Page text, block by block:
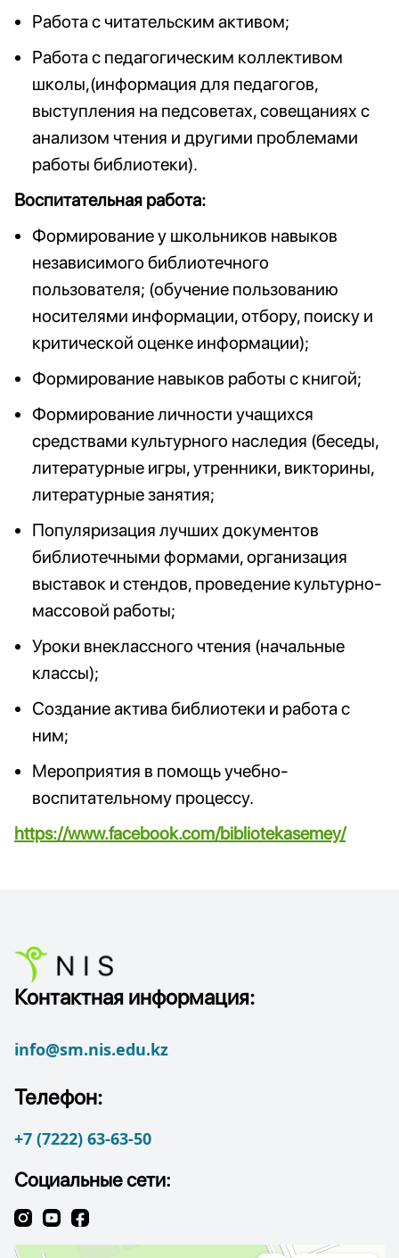
Работа с читательским активом;
Работа с педагогическим коллективом
школы,(информация для педагогов,
выступления на педсоветах, совещаниях с
анализом чтения и другими проблемами
работы библиотеки).
Воспитательная работа:
Формирование у школьников навыков
независимого библиотечного
пользователя; (обучение пользованию
носителями информации, отбору, поиску и
критической оценке информации);
Формирование навыков работы с книгой;
Формирование личности учащихся
средствами культурного наследия (беседы,
литературные игры, утренники, викторины,
литературные занятия;
Популяризация лучших документов
библиотечными формами, организация
выставок и стендов, проведение культурно-
массовой работы;
Уроки внеклассного чтения (начальные
классы);
Создание актива библиотеки и работа с
ним;
Мероприятия в помощь учебно-
воспитательному процессу.
https://www.facebook.com/bibliotekasemey/
Контактная информация:
info@sm.nis.edu.kz
Телефон:
+7 (7222) 63-63-50
Социальные сети: